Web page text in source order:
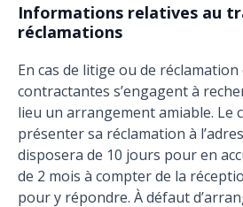
Informations relatives au
réclamations
En cas de litige ou de
contractantes s’engagent à
lieu un arrangement amiable. Le
présenter sa réclamation à
disposera de 10 jours pour en
de 2 mois à compter de la
pour y répondre. À défaut